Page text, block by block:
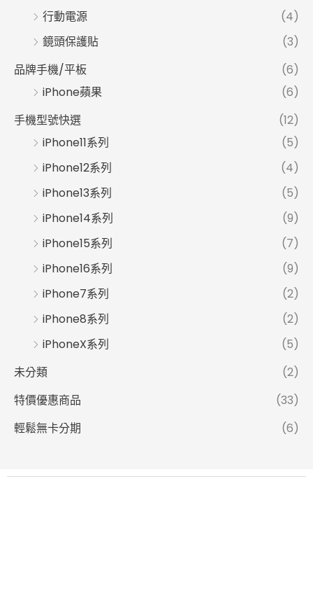
行動電源
(4)
鏡頭保護貼
(3)
品牌手機/平板
(6)
iPhone蘋果
(6)
手機型號快選
(12)
iPhone11系列
(5)
iPhone12系列
(4)
iPhone13系列
(5)
iPhone14系列
(9)
iPhone15系列
(7)
iPhone16系列
(9)
iPhone7系列
(2)
iPhone8系列
(2)
iPhoneX系列
(5)
未分類
(2)
特價優惠商品
(33)
輕鬆無卡分期
(6)